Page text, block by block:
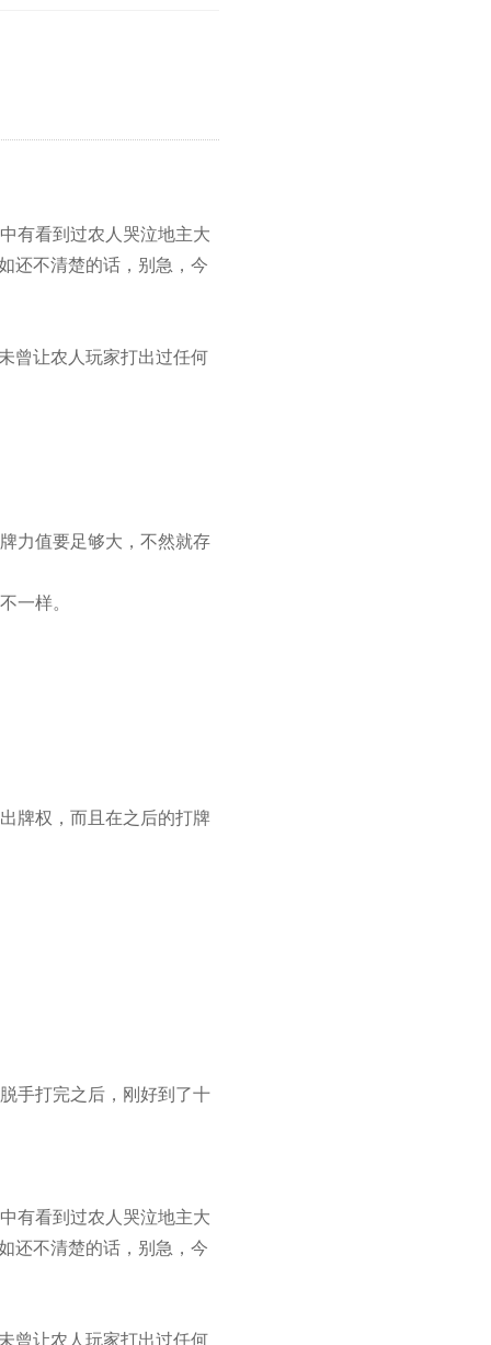
有看到过农人哭泣地主大
还不清楚的话，别急，今
曾让农人玩家打出过任何
力值要足够大，不然就存
一样。
牌权，而且在之后的打牌
手打完之后，刚好到了十
有看到过农人哭泣地主大
还不清楚的话，别急，今
曾让农人玩家打出过任何